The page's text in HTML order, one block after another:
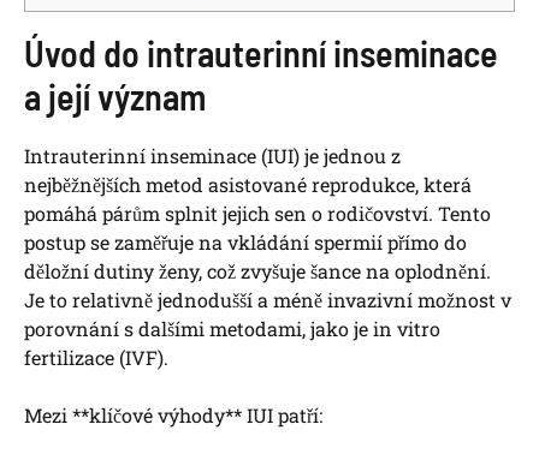
Úvod do intrauterinní inseminace
a její význam
Intrauterinní inseminace (IUI) je jednou z
nejběžnějších metod asistované reprodukce,‍ která
pomáhá párům splnit jejich sen o rodičovství. Tento
postup⁤ se zaměřuje na vkládání spermií přímo do
děložní dutiny ženy, což zvyšuje šance⁢ na‌ oplodnění.
Je to relativně jednodušší a méně invazivní možnost v
porovnání s ⁢dalšími metodami, jako je in vitro
‌fertilizace (IVF).
Mezi ​**klíčové​ výhody** IUI patří: